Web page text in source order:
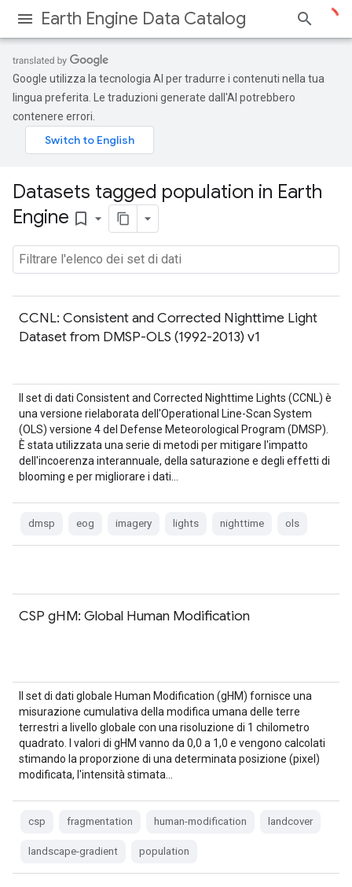
Earth Engine Data Catalog
Google utilizza la tecnologia AI per tradurre i contenuti nella tua
lingua preferita. Le traduzioni generate dall'AI potrebbero
contenere errori.
Datasets tagged population in Earth
Engine bookmark_border
CCNL: Consistent and Corrected Nighttime Light
Dataset from DMSP-OLS (1992-2013) v1
Il set di dati Consistent and Corrected Nighttime Lights (CCNL) è
una versione rielaborata dell'Operational Line-Scan System
(OLS) versione 4 del Defense Meteorological Program (DMSP).
È stata utilizzata una serie di metodi per mitigare l'impatto
dell'incoerenza interannuale, della saturazione e degli effetti di
blooming e per migliorare i dati…
dmsp eog imagery lights nighttime ols
CSP gHM: Global Human Modification
Il set di dati globale Human Modification (gHM) fornisce una
misurazione cumulativa della modifica umana delle terre
terrestri a livello globale con una risoluzione di 1 chilometro
quadrato. I valori di gHM vanno da 0,0 a 1,0 e vengono calcolati
stimando la proporzione di una determinata posizione (pixel)
modificata, l'intensità stimata…
csp fragmentation human-modification landcover
landscape-gradient population